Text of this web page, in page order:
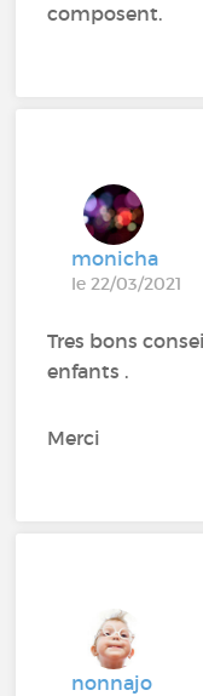
composent.
monicha
le 22/03/2021
Tres bons
enfants .
Merci
nonnajo